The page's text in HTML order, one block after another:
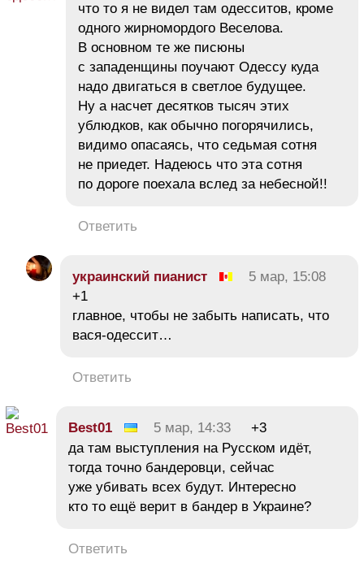
что то я не видел там одесситов, кроме
одного жирномордого Веселова.
В основном те же писюны
с западенщины поучают Одессу куда
надо двигаться в светлое будущее.
Ну а насчет десятков тысяч этих
ублюдков, как обычно погорячились,
видимо опасаясь, что седьмая сотня
не приедет. Надеюсь что эта сотня
по дороге поехала вслед за небесной!!
Ответить
украинский пианист
5 мар, 15:08
+1
главное, чтобы не забыть написать, что
вася-одессит…
Ответить
Best01 5 мар, 14:33
+3
да там выступления на Русском идёт,
тогда точно бандеровци, сейчас
уже убивать всех будут. Интересно
кто то ещё верит в бандер в Украине?
Ответить